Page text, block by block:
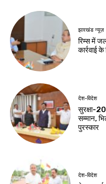
झारखंड न्यूज़
रिम्स में
कार्रवाई के
देश-विदेश
सुरक्षा-
सम्मान,
पुरस्कार
देश-विदेश